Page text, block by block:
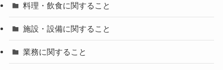
料理・飲食に関すること
施設・設備に関すること
業務に関すること